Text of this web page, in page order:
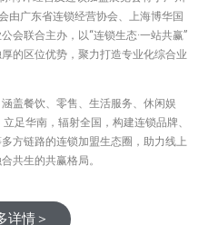
由广东省连锁经营协会、上海博华国
会联合主办，以“连锁生态·一站共赢”
的区位优势，聚力打造专业化综合业
盖餐饮、零售、生活服务、休闲娱
足华南，辐射全国，构建连锁品牌、
方链路的连锁加盟生态圈，助力线上
共生的共赢格局。
详情＞